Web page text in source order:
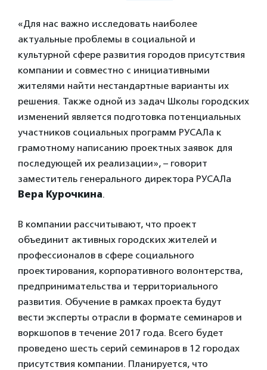
«Для нас важно исследовать наиболее
актуальные проблемы в социальной и
культурной сфере развития городов присутствия
компании и совместно с инициативными
жителями найти нестандартные варианты их
решения. Также одной из задач Школы городских
изменений является подготовка потенциальных
участников социальных программ РУСАЛа к
грамотному написанию проектных заявок для
последующей их реализации», – говорит
заместитель генерального директора РУСАЛа
Вера Курочкина.
В компании рассчитывают, что проект
объединит активных городских жителей и
профессионалов в сфере социального
проектирования, корпоративного волонтерства,
предпринимательства и территориального
развития. Обучение в рамках проекта будут
вести эксперты отрасли в формате семинаров и
воркшопов в течение 2017 года. Всего будет
проведено шесть серий семинаров в 12 городах
присутствия компании. Планируется, что